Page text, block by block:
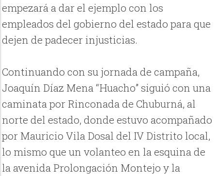
empezará a dar el ejemplo con los
empleados del gobierno del estado para que
dejen de padecer injusticias.
Continuando con su jornada de campaña,
Joaquín Díaz Mena “Huacho” siguió con una
caminata por Rinconada de Chuburná, al
norte del estado, donde estuvo acompañado
por Mauricio Vila Dosal del IV Distrito local,
lo mismo que un volanteo en la esquina de
la avenida Prolongación Montejo y la